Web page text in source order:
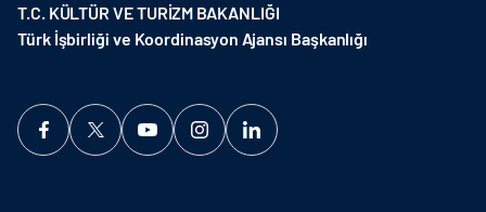
T.C. KÜLTÜR VE TURİZM BAKANLIĞI
Türk İşbirliği ve Koordinasyon Ajansı Başkanlığı